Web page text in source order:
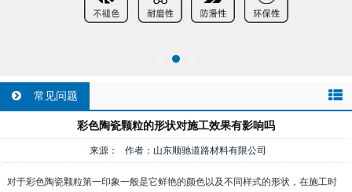
常见问题
彩色陶瓷颗粒的形状对施工效果有影响吗
来源： 作者：山东顺驰道路材料有限公司
对于彩色陶瓷颗粒第一印象一般是它鲜艳的颜色以及不同样式的形状，在施工时